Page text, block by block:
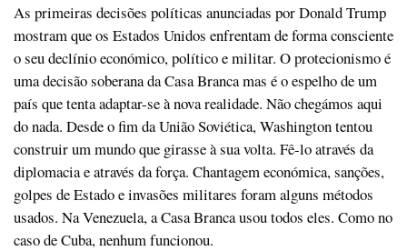
As primeiras decisões políticas anunciadas por Donald Trump
mostram que os Estados Unidos enfrentam de forma consciente
o seu declínio económico, político e militar. O protecionismo é
uma decisão soberana da Casa Branca mas é o espelho de um
país que tenta adaptar-se à nova realidade. Não chegámos aqui
do nada. Desde o fim da União Soviética, Washington tentou
construir um mundo que girasse à sua volta. Fê-lo através da
diplomacia e através da força. Chantagem económica, sanções,
golpes de Estado e invasões militares foram alguns métodos
usados. Na Venezuela, a Casa Branca usou todos eles. Como no
caso de Cuba, nenhum funcionou.